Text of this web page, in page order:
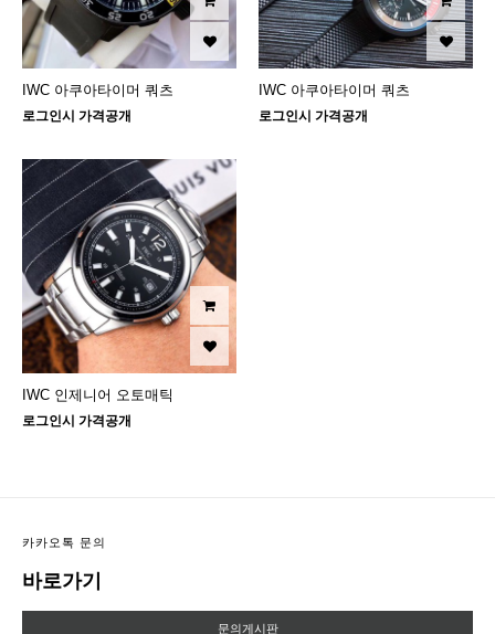
IWC 아쿠아타이머 쿼츠
로그인시 가격공개
IWC 아쿠아타이머 쿼츠
로그인시 가격공개
IWC 인제니어 오토매틱
로그인시 가격공개
카카오톡 문의
바로가기
문의게시판